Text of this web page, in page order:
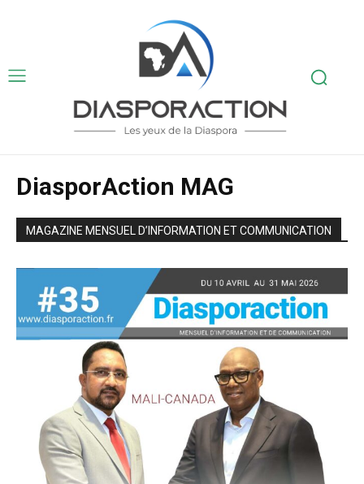
DiasporAction MAG
MAGAZINE MENSUEL D’INFORMATION ET COMMUNICATION